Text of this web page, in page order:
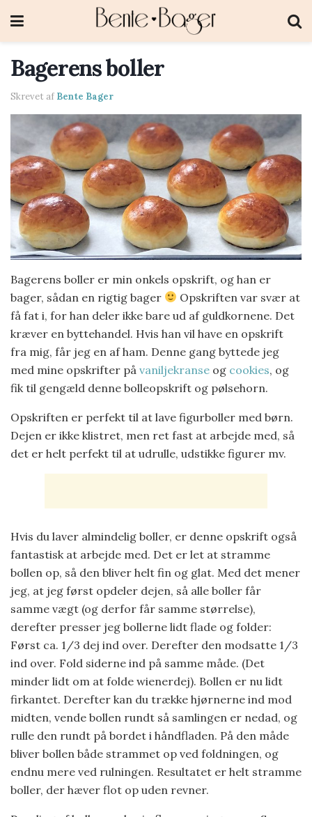
Bagerens boller
Skrevet af Bente Bager
Bagerens boller er min onkels opskrift, og han er
bager, sådan en rigtig bager
Opskriften var svær at
få fat i, for han deler ikke bare ud af guldkornene. Det
kræver en byttehandel. Hvis han vil have en opskrift
fra mig, får jeg en af ham. Denne gang byttede jeg
med mine opskrifter på vaniljekranse og cookies, og
fik til gengæld denne bolleopskrift og pølsehorn.
Opskriften er perfekt til at lave figurboller med børn.
Dejen er ikke klistret, men ret fast at arbejde med, så
det er helt perfekt til at udrulle, udstikke figurer mv.
Hvis du laver almindelig boller, er denne opskrift også
fantastisk at arbejde med. Det er let at stramme
bollen op, så den bliver helt fin og glat. Med det mener
jeg, at jeg først opdeler dejen, så alle boller får
samme vægt (og derfor får samme størrelse),
derefter presser jeg bollerne lidt flade og folder:
Først ca. 1/3 dej ind over. Derefter den modsatte 1/3
ind over. Fold siderne ind på samme måde. (Det
minder lidt om at folde wienerdej). Bollen er nu lidt
firkantet. Derefter kan du trække hjørnerne ind mod
midten, vende bollen rundt så samlingen er nedad, og
rulle den rundt på bordet i håndfladen. På den måde
bliver bollen både strammet op ved foldningen, og
endnu mere ved rulningen. Resultatet er helt stramme
boller, der hæver flot op uden revner.